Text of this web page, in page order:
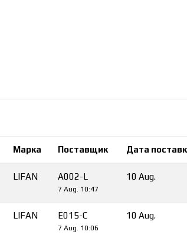
Марка Поставщик Дата
LIFAN A002-L
7 Aug. 10:47
10 Aug.
LIFAN E015-C
7 Aug. 10:06
10 Aug.